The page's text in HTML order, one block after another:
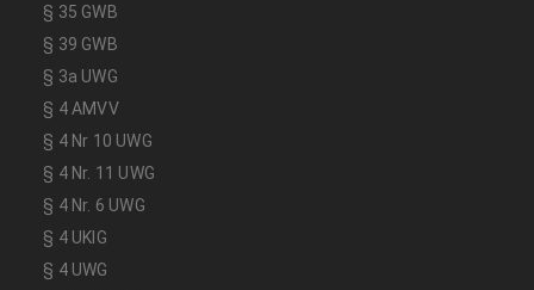
§ 35 GWB
§ 39 GWB
§ 3a UWG
§ 4 AMVV
§ 4 Nr 10 UWG
§ 4 Nr. 11 UWG
§ 4 Nr. 6 UWG
§ 4 UKlG
§ 4 UWG